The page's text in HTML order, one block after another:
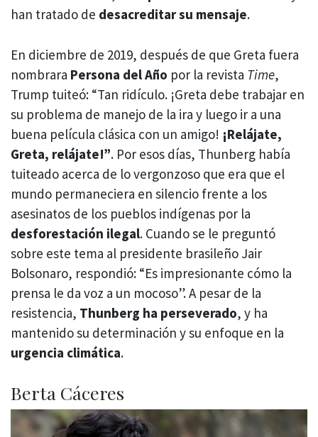
han tratado de desacreditar su mensaje.
En diciembre de 2019, después de que Greta fuera
nombrara Persona del Año por la revista Time,
Trump tuiteó: “Tan ridículo. ¡Greta debe trabajar en
su problema de manejo de la ira y luego ir a una
buena película clásica con un amigo! ¡Relájate,
Greta, relájate!”. Por esos días, Thunberg había
tuiteado acerca de lo vergonzoso que era que el
mundo permaneciera en silencio frente a los
asesinatos de los pueblos indígenas por la
desforestación ilegal. Cuando se le preguntó
sobre este tema al presidente brasileño Jair
Bolsonaro, respondió: “Es impresionante cómo la
prensa le da voz a un mocoso”. A pesar de la
resistencia, Thunberg ha perseverado, y ha
mantenido su determinación y su enfoque en la
urgencia climática.
Berta Cáceres